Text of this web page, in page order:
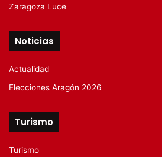
Zaragoza Luce
Noticias
Actualidad
Elecciones Aragón 2026
Turismo
Turismo